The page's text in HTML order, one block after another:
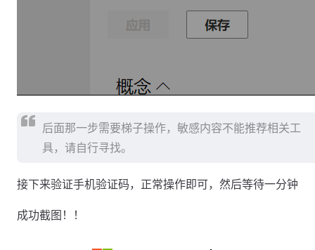
后面那一步需要梯子操作，敏感内容不能推荐相关工
具，请自行寻找。
接下来验证手机验证码，正常操作即可，然后等待一分钟
成功截图！！